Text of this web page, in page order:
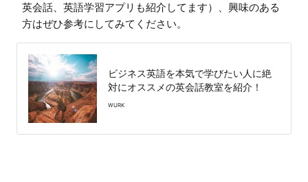
英会話、英語学習アプリも紹介してます）、興味のある
方はぜひ参考にしてみてください。
ビジネス英語を本気で学びたい人に絶
対にオススメの英会話教室を紹介！
WURK